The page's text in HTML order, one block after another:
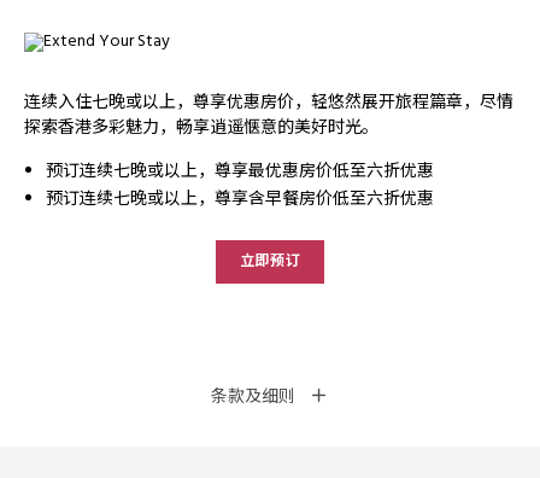
连续入住七晚或以上，尊享优惠房价，轻悠然展开旅程篇章，尽情
探索香港多彩魅力，畅享逍遥惬意的美好时光。
预订连续七晚或以上，尊享最优惠房价低至六折优惠
预订连续七晚或以上，尊享含早餐房价低至六折优惠
立即预订
条款及细则